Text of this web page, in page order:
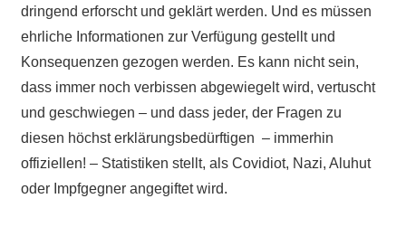
dringend erforscht und geklärt werden. Und es müssen
ehrliche Informationen zur Verfügung gestellt und
Konsequenzen gezogen werden. Es kann nicht sein,
dass immer noch verbissen abgewiegelt wird, vertuscht
und geschwiegen – und dass jeder, der Fragen zu
diesen höchst erklärungsbedürftigen – immerhin
offiziellen! – Statistiken stellt, als Covidiot, Nazi, Aluhut
oder Impfgegner angegiftet wird.